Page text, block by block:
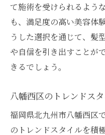
て施術を受けられるよう
も、満足度の高い美容体
うした選択を通じて、髪
や自信を引き出すことが
きるでしょう。
八幡西区のトレンドス
福岡県北九州市八幡西区
のトレンドスタイルを積